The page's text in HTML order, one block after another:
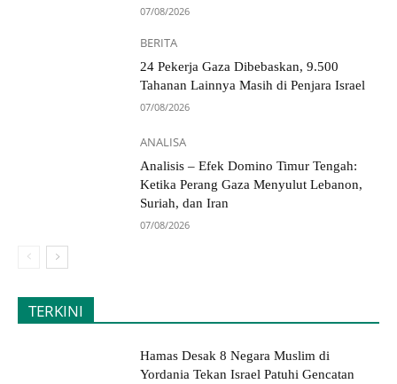
07/08/2026
BERITA
24 Pekerja Gaza Dibebaskan, 9.500
Tahanan Lainnya Masih di Penjara Israel
07/08/2026
ANALISA
Analisis – Efek Domino Timur Tengah:
Ketika Perang Gaza Menyulut Lebanon,
Suriah, dan Iran
07/08/2026
TERKINI
Hamas Desak 8 Negara Muslim di
Yordania Tekan Israel Patuhi Gencatan